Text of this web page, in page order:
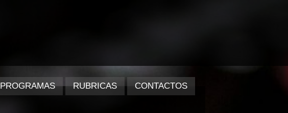
PROGRAMAS RUBRICAS CONTACTOS